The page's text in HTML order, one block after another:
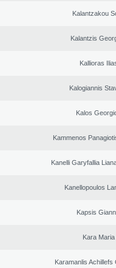
Kalantzakou
Kalantzis
Kallioras
Kalogiannis
Kalos
Kammenos
Kanelli Garyfallia
Kanellopoulos
Kapsis
Kara Maria
Karamanlis Achillefs